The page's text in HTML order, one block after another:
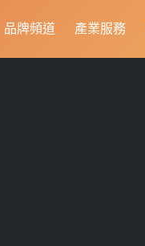
品牌頻道 產業服務